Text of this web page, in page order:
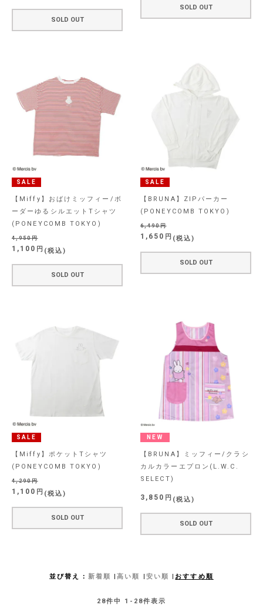
SOLD OUT
SOLD OUT
SALE
【Miffy】おばけミッフィー/ボ
ーダーゆるシルエットTシャツ
(PONEYCOMB TOKYO)
4,950
1,100 税込
SOLD OUT
SALE
【BRUNA】ZIPパーカー
(PONEYCOMB TOKYO)
6,490
1,650 税込
SOLD OUT
SALE
【Miffy】ポケットTシャツ
(PONEYCOMB TOKYO)
4,290
1,100 税込
SOLD OUT
NEW
【BRUNA】ミッフィー/クラシ
カルカラーエプロン(L.W.C.
SELECT)
3,850 税込
SOLD OUT
並び替え 新着順 高い順 安い順 おすすめ順
28件中 1 - 28件表示